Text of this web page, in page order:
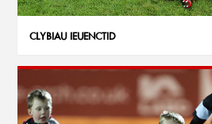
CLYBIAU IEUENCTID